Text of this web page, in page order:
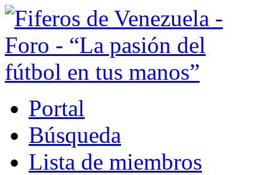
Portal
Búsqueda
Lista de miembros